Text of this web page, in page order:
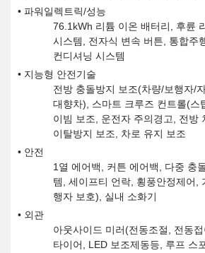
파워일렉트릭/성능
76.1kWh 리튬 이온 배터리, 후륜
시스템, 전자식 변속 버튼, 통합주
컨디셔닝 시스템
지능형 안전기술
전방 충돌방지 보조(차량/보행자/
대향차), 스마트 크루즈 컨트롤(스
이빔 보조, 운전자 주의경고, 전방
이탈방지 보조, 차로 유지 보조
안전
1열 에어백, 커튼 에어백, 다중 충
템, 세이프티 언락, 횡풍안정제어,
행자 보호), 실내 소화기
외관
아웃사이드 미러(전동조절, 전동
타이어, LED 보조제동등, 루프 스